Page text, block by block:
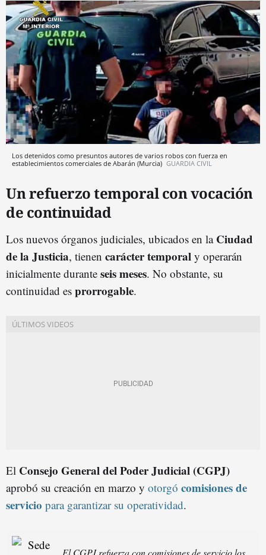
Los detenidos como presuntos autores de varios robos con fuerza en
establecimientos comerciales de Abarán (Murcia) GUARDIA CIVIL
Un refuerzo temporal con vocación
de continuidad
Los nuevos órganos judiciales, ubicados en la Ciudad
de la Justicia, tienen carácter temporal y operarán
inicialmente durante seis meses. No obstante, su
continuidad es prorrogable.
El Consejo General del Poder Judicial (CGPJ)
aprobó su creación en marzo y otorgó comisiones de
servicio para garantizar su operatividad.
El CGPJ refuerza con comisiones de servicio los